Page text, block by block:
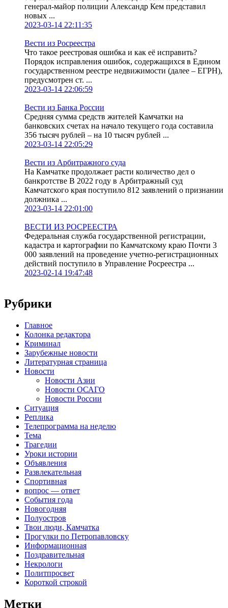
генерал-майор полиции Александр Кем представил
новых ...
2023-03-14 22:11:35
Вести из Росреестра
Что такое реестровая ошибка и как её исправить?
Порядок исправления ошибок, содержащихся в Едином
государственном реестре недвижимости (далее – ЕГРН),
предусмотрен ст. ...
2023-03-14 22:06:59
Вести из Банка России
Средняя сумма средств жителей Камчатки на
банковских счетах на начало текущего года составила
356 тысяч рублей – на 10 тысяч рублей ...
2023-03-14 22:05:29
Вести из Арбитражного суда
На Камчатке продолжает расти количество дел о
банкротстве В 2022 году в Арбитражный суд
Камчатского края поступило 812 заявлений о признании
должника ...
2023-03-14 22:01:00
ВЕСТИ ИЗ РОСРЕЕСТРА
Федеральная служба государственной регистрации,
кадастра и картографии по Камчатскому краю Почти 3
000 заявлений на проведение учетно-регистрационных
действий поступило в Управление Росреестра ...
2023-02-14 19:47:48
Рубрики
Главное
Колонка редактора
Криминал
Зарубежные новости
Литературная страница
Новости
Новости Азии
Новости ОСАГО
Новости России
Ситуация
Реплика
Телепрограмма на неделю
Тема
Трагедии
Уроки истории
Объявления
Развлекательная
Спортивная
вопрос — ответ
События года
Новогодняя
Полуостров
Твои люди, Камчатка
Прогулки по Петропавловску
Информационная
Поздравительная
Некрологи
Политпросвет
Короткой строкой
Метки